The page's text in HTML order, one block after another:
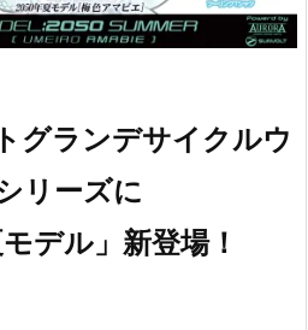
グランデサイクルウ
リーズに
デル」新登場！